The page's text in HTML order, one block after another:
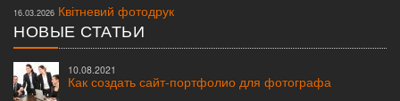
16.03.2026 Квітневий фотодрук
НОВЫЕ СТАТЬИ
10.08.2021
Как создать сайт-портфолио для фотографа